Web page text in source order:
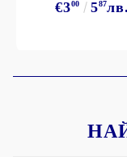
€300 587лв.